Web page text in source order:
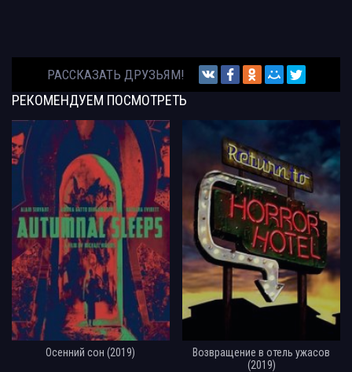
РАССКАЗАТЬ ДРУЗЬЯМ!
РЕКОМЕНДУЕМ ПОСМОТРЕТЬ
Осенний сон (2019)
Возвращение в отель ужасов
(2019)